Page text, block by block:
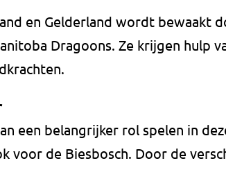
en Gelderland wordt bewaakt
Dragoons. Ze krijgen hulp
een belangrijker rol spelen in
voor de Biesbosch. Door de